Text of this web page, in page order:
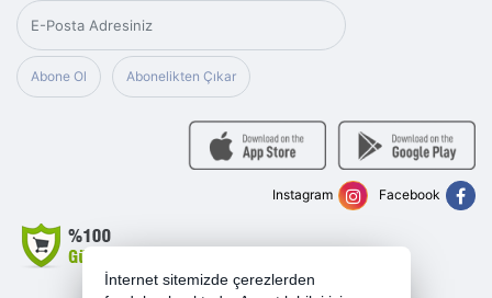
Abone Ol Abonelikten Çıkar
Facebook
Instagram
İnternet sitemizde çerezlerden